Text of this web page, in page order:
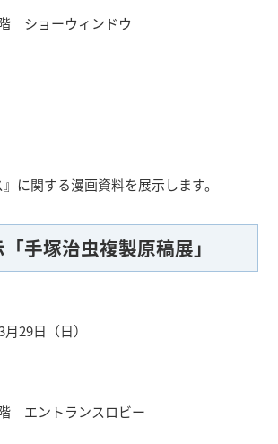
ショーウィンドウ
に関する漫画資料を展示します。
手塚治虫複製原稿展」
29日（日）
エントランスロビー